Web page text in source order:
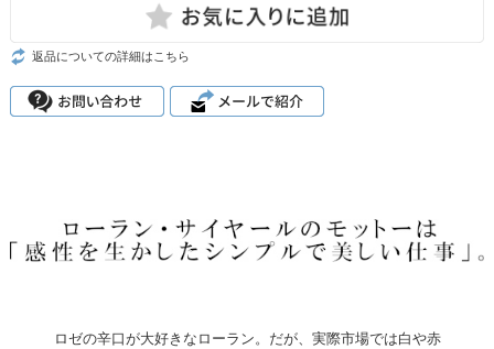
返品についての詳細はこちら
ロゼの辛口が大好きなローラン。だが、実際市場では白や赤